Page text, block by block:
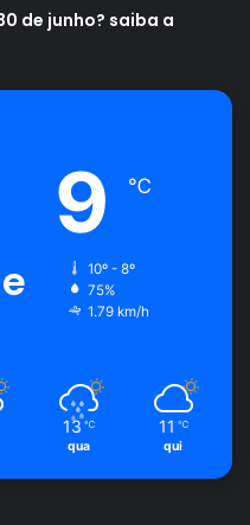
de junho? saiba a
9 ℃
10º - 8º
75%
1.79 km/h
13 ℃
qua
11 ℃
qui